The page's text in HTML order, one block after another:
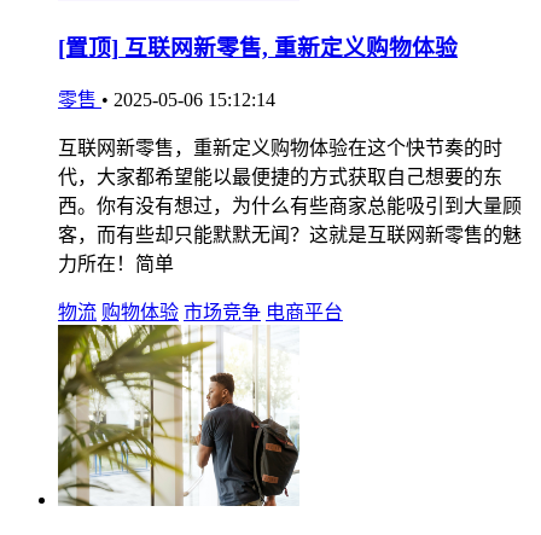
[置顶] 互联网新零售, 重新定义购物体验
零售 • 2025-05-06 15:12:14
互联网新零售，重新定义购物体验在这个快节奏的时
代，大家都希望能以最便捷的方式获取自己想要的东
西。你有没有想过，为什么有些商家总能吸引到大量顾
客，而有些却只能默默无闻？这就是互联网新零售的魅
力所在！简单
物流 购物体验 市场竞争 电商平台